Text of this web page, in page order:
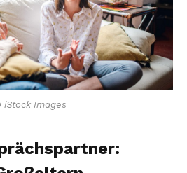
iStock Images